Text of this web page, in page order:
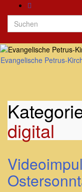
Search
for:
Evangelische Petrus-
digital